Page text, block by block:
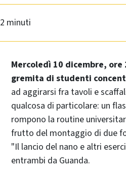
2 minuti
Mercoledì 10 dicembre,
gremita di studenti
ad aggirarsi fra tavoli e
qualcosa di particolare: un
rompono la routine
frutto del montaggio di due
"Il lancio del nano e altri
entrambi da Guanda.